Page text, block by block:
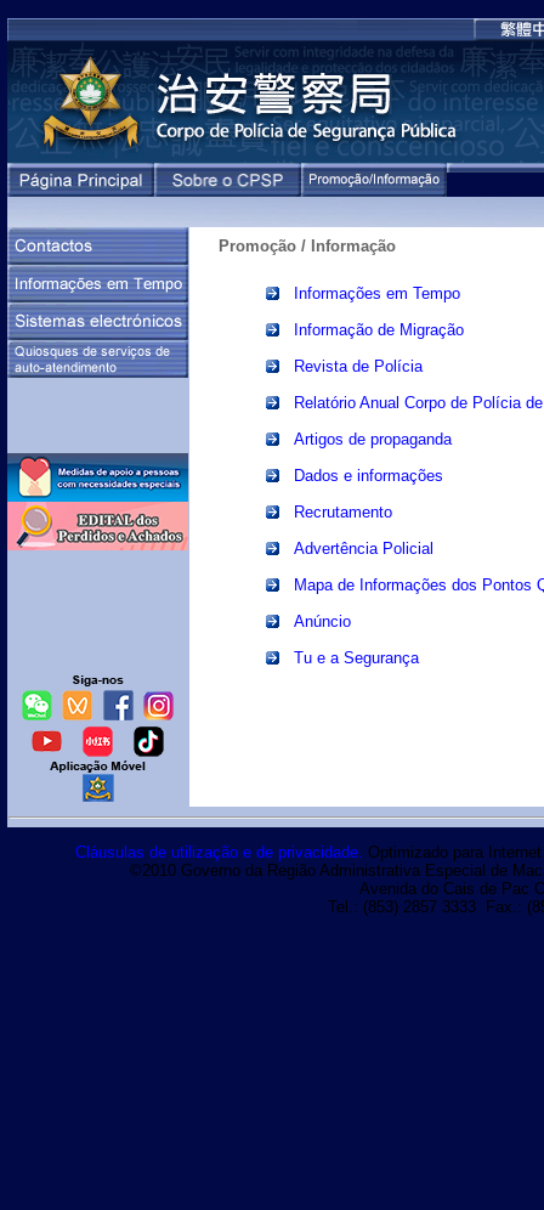
Promoção / Informação
Informações em Tempo
Informação de Migração
Revista de Polícia
Relatório Anual Corpo de Polícia
Artigos de propaganda
Dados e informações
Recrutamento
Advertência Policial
Mapa de Informações dos Pontos
Anúncio
Tu e a Segurança
Cláusulas de utilização e de privacidade. Optimizado para
©2010 Governo da Região Administrativa Especial de
Avenida do Cais de Pac
Tel.: (853) 2857 3333 Fax.: